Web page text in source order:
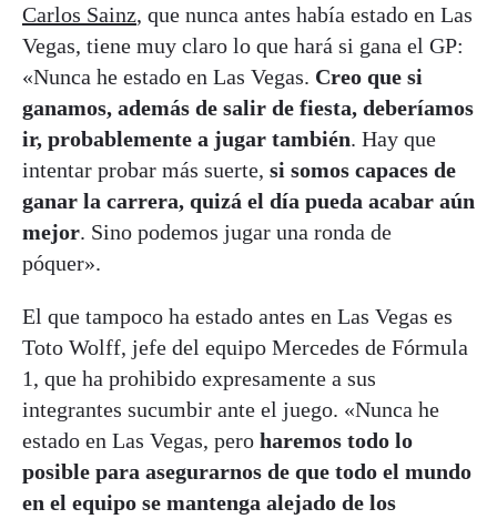
Carlos Sainz, que nunca antes había estado en Las
Vegas, tiene muy claro lo que hará si gana el GP:
«Nunca he estado en Las Vegas. Creo que si
ganamos, además de salir de fiesta, deberíamos
ir, probablemente a jugar también. Hay que
intentar probar más suerte, si somos capaces de
ganar la carrera, quizá el día pueda acabar aún
mejor. Sino podemos jugar una ronda de
póquer».
El que tampoco ha estado antes en Las Vegas es
Toto Wolff, jefe del equipo Mercedes de Fórmula
1, que ha prohibido expresamente a sus
integrantes sucumbir ante el juego. «Nunca he
estado en Las Vegas, pero haremos todo lo
posible para asegurarnos de que todo el mundo
en el equipo se mantenga alejado de los